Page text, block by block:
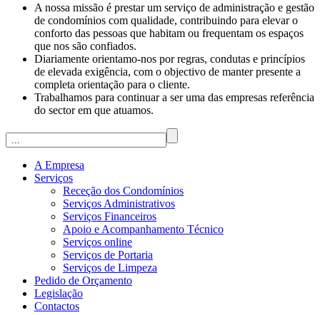
A nossa missão é prestar um serviço de administração e gestão
de condomínios com qualidade, contribuindo para elevar o
conforto das pessoas que habitam ou frequentam os espaços
que nos são confiados.
Diariamente orientamo-nos por regras, condutas e princípios
de elevada exigência, com o objectivo de manter presente a
completa orientação para o cliente.
Trabalhamos para continuar a ser uma das empresas referência
do sector em que atuamos.
A Empresa
Serviços
Receção dos Condomínios
Serviços Administrativos
Serviços Financeiros
Apoio e Acompanhamento Técnico
Serviços online
Serviços de Portaria
Serviços de Limpeza
Pedido de Orçamento
Legislação
Contactos